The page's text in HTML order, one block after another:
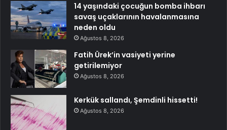
14 yaşındaki çocuğun bomba ihbarı
savaş uçaklarının havalanmasına
neden oldu
Ağustos 8, 2026
Fatih Ürek’in vasiyeti yerine
getirilemiyor
Ağustos 8, 2026
Kerkük sallandı, Şemdinli hissetti!
Ağustos 8, 2026